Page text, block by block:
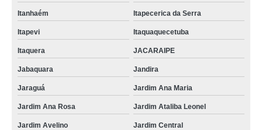
maquinário para queijaria e laticínios preço Quinta da Paineira
valor de maquinário para fábrica suco Itaquaquecetuba
manutenção de equipamentos para suco Esperança
equipamento para leite Vila Mercedes
manutenção de equipamentos de laticínio Cambé
equipamentos de sucos preço Belford Roxo
Itanhaém Itapecerica da Serra
Itapevi Itaquaquecetuba
Itaquera JACARAIPE
Jabaquara Jandira
Jaraguá Jardim Ana Maria
Jardim Ana Rosa Jardim Ataliba Leonel
Jardim Avelino Jardim Central